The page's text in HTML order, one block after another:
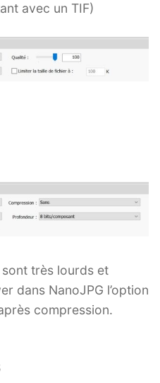
avec un TIF)
très lourds et
dans NanoJPG l’option
compression.